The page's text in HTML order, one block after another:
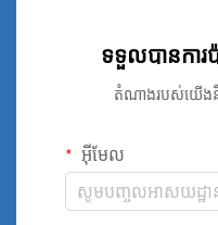
ទទួលបានការ
តំណាងរបស់យើងនឹ
អ៊ីមែល